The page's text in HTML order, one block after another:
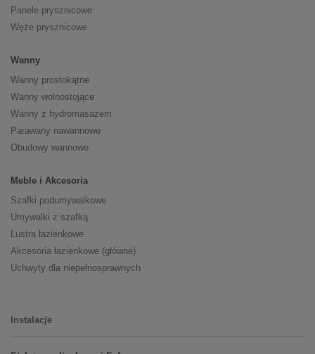
Panele prysznicowe
Węże prysznicowe
Wanny
Wanny prostokątne
Wanny wolnostojące
Wanny z hydromasażem
Parawany nawannowe
Obudowy wannowe
Meble i Akcesoria
Szafki podumywalkowe
Umywalki z szafką
Lustra łazienkowe
Akcesoria łazienkowe (główne)
Uchwyty dla niepełnosprawnych
Instalacje